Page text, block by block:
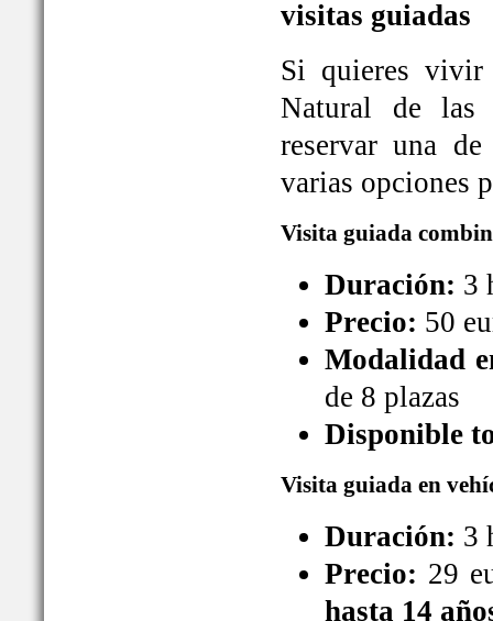
visitas guiadas
Si quieres
Natural de las
reservar una
varias opciones
Visita guiada
Duración: 3
Precio: 50
Modalidad
de 8 plazas
Disponible
Visita guiada en
Duración: 3
Precio: 29
hasta 14